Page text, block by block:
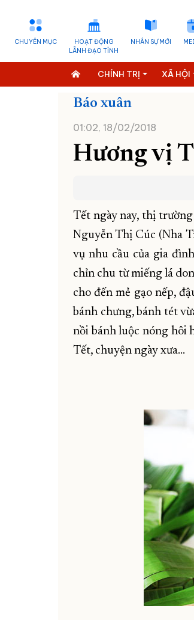
CHUYÊN MỤC
HOẠT ĐỘNG
LÃNH ĐẠO TỈNH
NHÂN SỰ MỚI
CHÍNH TRỊ XÃ HỘI
Báo xuân
01:02, 18/02/2018
Hương vị
Tết ngày nay, thị
Nguyễn Thị Cúc (Nha
vụ nhu cầu của gia
chỉn chu từ miếng lá
cho đến mẻ gạo nếp,
bánh chưng, bánh tét
nồi bánh luộc nóng hôi
Tết, chuyện ngày xưa…